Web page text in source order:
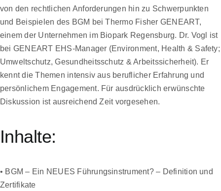
von den rechtlichen Anforderungen hin zu Schwerpunkten
und Beispielen des BGM bei Thermo Fisher GENEART,
einem der Unternehmen im Biopark Regensburg. Dr. Vogl ist
bei GENEART EHS-Manager (Environment, Health & Safety;
Umweltschutz, Gesundheitsschutz & Arbeitssicherheit). Er
kennt die Themen intensiv aus beruflicher Erfahrung und
persönlichem Engagement. Für ausdrücklich erwünschte
Diskussion ist ausreichend Zeit vorgesehen.
Inhalte:
• BGM – Ein NEUES Führungsinstrument? – Definition und
Zertifikate